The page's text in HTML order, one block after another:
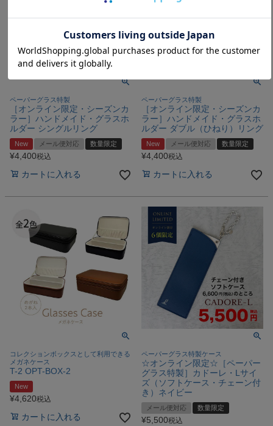
ペーパーグラス特製
［オンライン限定・シーズンカ
ラー］ハンドメイド・グラスホ
ルダー シングルリング
New メール便対応 数量限定
¥4,400税込
カートに入れる
ペーパーグラス特製
［オンライン限定・シーズンカ
ラー］ハンドメイド・グラスホ
ルダー ダブル（ひねり）リング
New メール便対応 数量限定
¥4,400税込
カートに入れる
コレクションボックスとして利用できる
メガネケース
T-2 OPT-BOX-2
New
¥4,620税込
カートに入れる
ペーパーグラス特製ケース
☆オンライン限定☆［ペーパー
グラス特製］カドーレ・Lサイ
ズ（ソフトケース・チェーン付
き）ネイビー
メール便対応 数量限定
¥5,500税込